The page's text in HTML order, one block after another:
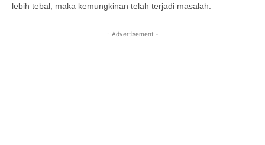
lebih tebal, maka kemungkinan telah terjadi masalah.
- Advertisement -